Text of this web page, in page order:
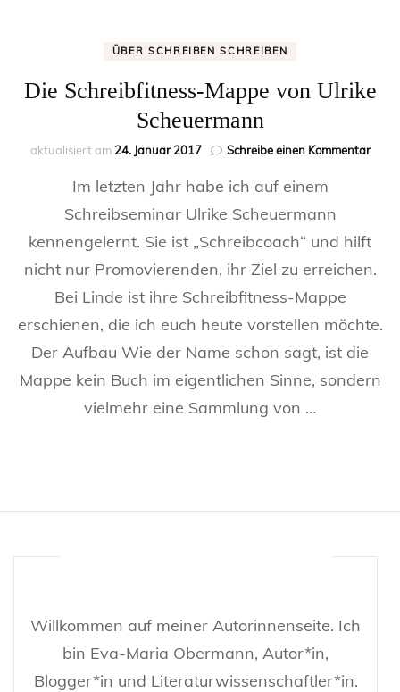
ÜBER SCHREIBEN SCHREIBEN
Die Schreibfitness-Mappe von Ulrike
Scheuermann
aktualisiert am 24. Januar 2017 Schreibe einen Kommentarzu
Ulrike
Im letzten Jahr habe ich auf einem
Schreibseminar Ulrike Scheuermann
kennengelernt. Sie ist „Schreibcoach“ und hilft
nicht nur Promovierenden, ihr Ziel zu erreichen.
Bei Linde ist ihre Schreibfitness-Mappe
erschienen, die ich euch heute vorstellen möchte.
Der Aufbau Wie der Name schon sagt, ist die
Mappe kein Buch im eigentlichen Sinne, sondern
vielmehr eine Sammlung von …
Willkommen auf meiner Autorinnenseite. Ich
bin Eva-Maria Obermann, Autor*in,
Blogger*in und Literaturwissenschaftler*in.